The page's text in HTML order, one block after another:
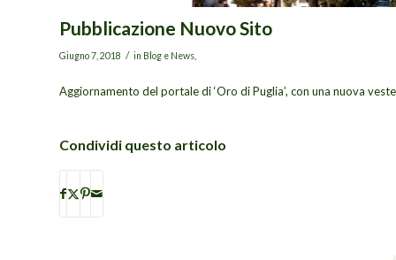
Pubblicazione Nuovo Sito
Giugno 7, 2018 / in Blog e News,
Aggiornamento del portale di ‘Oro di Puglia’, con una nuova
Condividi questo articolo